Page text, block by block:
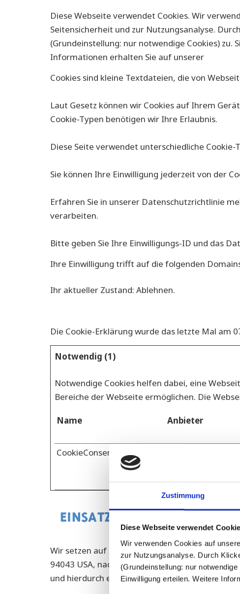
Zustimmung
Diese Webseite verwendet
Wir verwenden Cookies auf
zur Nutzungsanalyse. Durch
(Grundeinstellung: nur
Einwilligung erteilen. Weitere
Diese Webseite verwendet Cookies. Wir
Seitensicherheit und zur Nutzungsanalyse.
(Grundeinstellung: nur notwendige Cookies)
Informationen erhalten Sie auf unserer
Cookies sind kleine Textdateien, die von
Laut Gesetz können wir Cookies auf Ihrem
Cookie-Typen benötigen wir Ihre Erlaubnis.
Diese Seite verwendet unterschiedliche
Sie können Ihre Einwilligung jederzeit von der
Erfahren Sie in unserer Datenschutzrichtlinie
verarbeiten.
Bitte geben Sie Ihre Einwilligungs-ID und das
Ihre Einwilligung trifft auf die folgenden
Ihr aktueller Zustand: Ablehnen.
Die Cookie-Erklärung wurde das letzte Mal am
Notwendig (1)
Notwendige Cookies helfen dabei, eine
Bereiche der Webseite ermöglichen. Die
Name Anbieter
CookieConsent
EINSATZ VON GOOGLE-
Wir setzen auf unserer Seite Google-Analytics,
94043 USA, nachfolgend „Google“ ein.
und hierdurch eine Analyse der Benutzung der